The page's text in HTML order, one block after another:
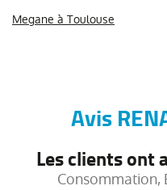
Megane à Toulouse
Avis
Les clients ont
Consommation,